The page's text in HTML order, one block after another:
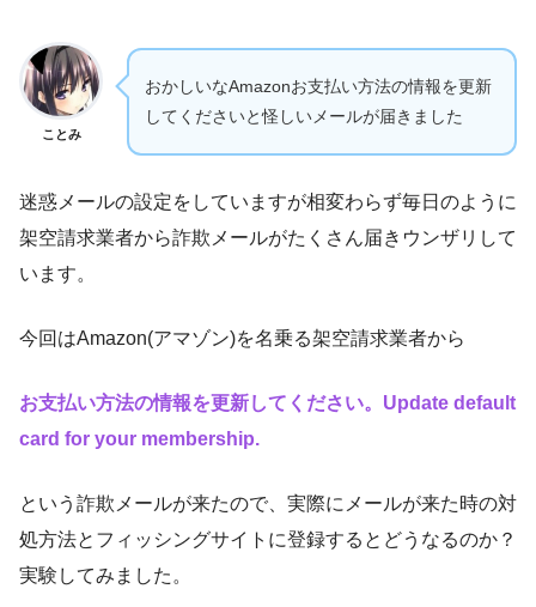
ことみ
おかしいなAmazonお支払い方法の情報を更新
してくださいと怪しいメールが届きました
迷惑メールの設定をしていますが相変わらず毎日のように
架空請求業者から詐欺メールがたくさん届きウンザリして
います。
今回はAmazon(アマゾン)を名乗る架空請求業者から
お支払い方法の情報を更新してください。Update default
card for your membership.
という詐欺メールが来たので、実際にメールが来た時の対
処方法とフィッシングサイトに登録するとどうなるのか？
実験してみました。